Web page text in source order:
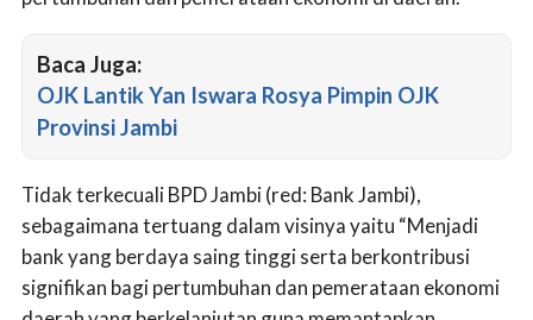
Baca Juga:
OJK Lantik Yan Iswara Rosya Pimpin OJK
Provinsi Jambi
Tidak terkecuali BPD Jambi (red: Bank Jambi),
sebagaimana tertuang dalam visinya yaitu “Menjadi
bank yang berdaya saing tinggi serta berkontribusi
signifikan bagi pertumbuhan dan pemerataan ekonomi